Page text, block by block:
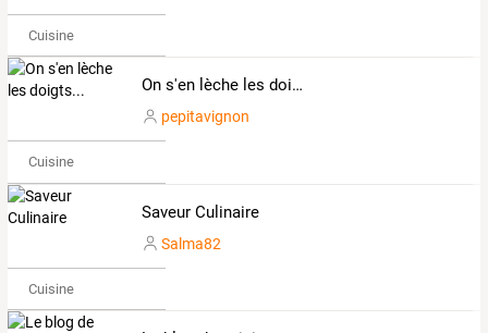
Cuisine
On s'en lèche les doigts...
pepitavignon
Cuisine
Saveur Culinaire
Salma82
Cuisine